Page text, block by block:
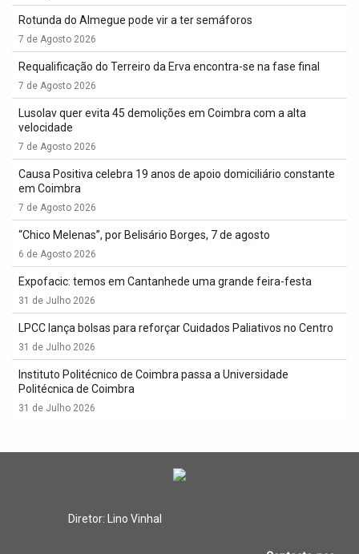
Rotunda do Almegue pode vir a ter semáforos
7 de Agosto 2026
Requalificação do Terreiro da Erva encontra-se na fase final
7 de Agosto 2026
Lusolav quer evita 45 demolições em Coimbra com a alta
velocidade
7 de Agosto 2026
Causa Positiva celebra 19 anos de apoio domiciliário constante
em Coimbra
7 de Agosto 2026
“Chico Melenas”, por Belisário Borges, 7 de agosto
6 de Agosto 2026
Expofacic: temos em Cantanhede uma grande feira-festa
31 de Julho 2026
LPCC lança bolsas para reforçar Cuidados Paliativos no Centro
31 de Julho 2026
Instituto Politécnico de Coimbra passa a Universidade
Politécnica de Coimbra
31 de Julho 2026
Diretor: Lino Vinhal